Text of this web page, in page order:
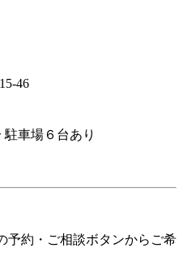
46
車場６台あり
予約・ご相談ボタンからご希